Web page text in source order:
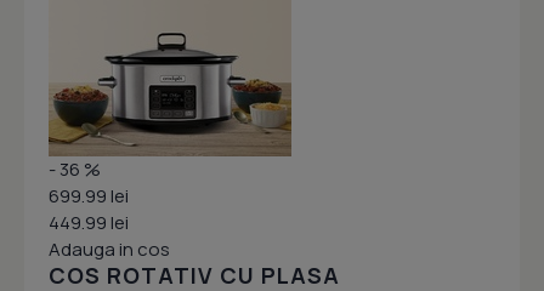
- 36 %
699.99 lei
449.99 lei
Adauga in cos
COS ROTATIV CU PLASA